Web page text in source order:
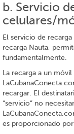
b. Servicio
celulares/
El servicio de
recarga Nauta,
fundamentalmente.
La recarga a un
recargar. El
“servicio” no
es proporcionado